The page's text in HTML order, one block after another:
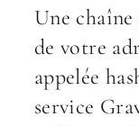
Une
de votre
appelée
service